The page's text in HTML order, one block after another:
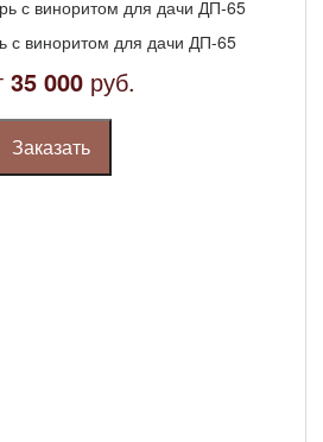
с виноритом для дачи ДП-65
35 000 руб.
Заказать